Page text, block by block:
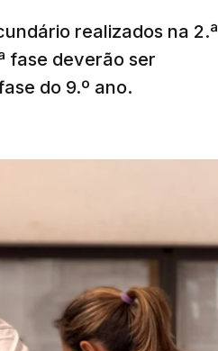
realizados na 2.ª
fase deverão ser
do 9.º ano.